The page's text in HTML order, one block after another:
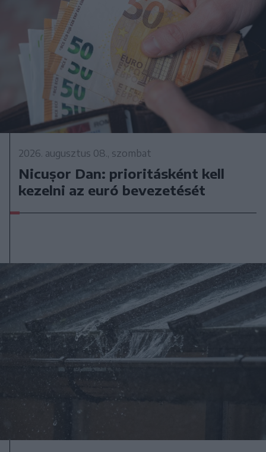
2026. augusztus 08., szombat
Nicușor Dan: prioritásként kell
kezelni az euró bevezetését